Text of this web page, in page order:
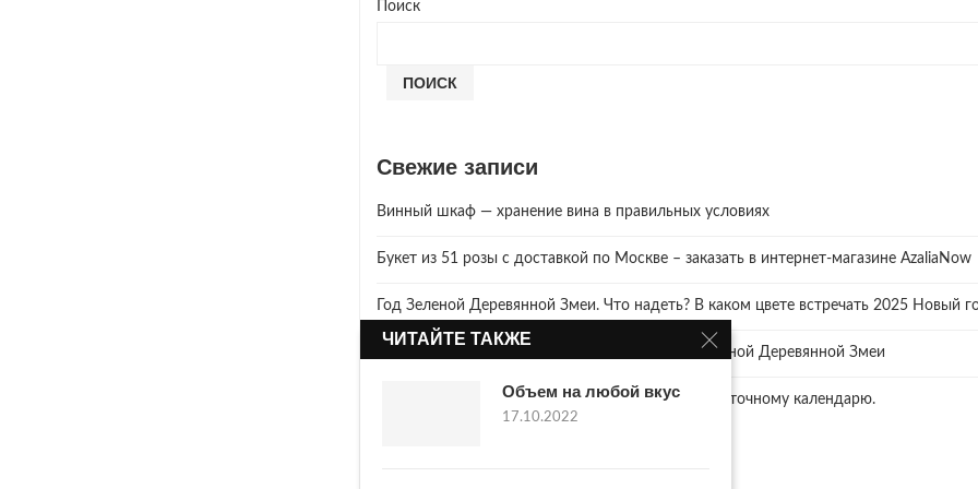
Поиск
ПОИСК
Свежие записи
Винный шкаф — хранение вина в правильных условиях
Букет из 51 розы с доставкой по Москве – заказать в интернет-магазине AzaliaNow
Год Зеленой Деревянной Змеи. Что надеть? В каком цвете встречать 2025 Новый
2025 год. Где и как правильно отмечать год Зелёной Деревянной Змеи
Что год грядущий нам готовит… 2025 год по восточному календарю.
ЧИТАЙТЕ ТАКЖЕ
Объем на любой вкус
17.10.2022